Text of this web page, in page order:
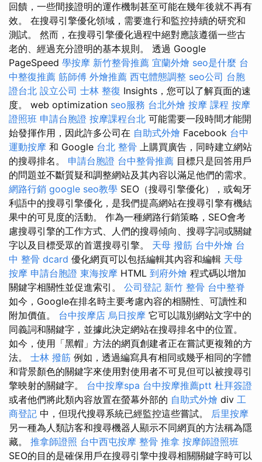
回饋，一些間接證明的運作機制甚至可能在幾年後就不再有
效。 在搜尋引擎優化領域，需要進行和監控持續的研究和
測試。 然而，在搜尋引擎優化過程中絕對應該遵循一些古
老的、經過充分證明的基本規則。 透過 Google
PageSpeed 學按摩 新竹整骨推薦 宜蘭外燴 seo是什麼 台
中整復推薦 筋師傅 外燴推薦 西屯體態調整 seo公司 台胞
證台北 設立公司 士林 整復 Insights，您可以了解頁面的速
度。 web optimization seo服務 台北外燴 按摩 課程 按摩
證照班 申請台胞證 按摩課程台北 可能需要一段時間才能開
始發揮作用，因此許多公司在 自助式外燴 Facebook 台中
運動按摩 和 Google 台北 整骨 上購買廣告，同時建立網站
的搜尋排名。 申請台胞證 台中整骨推薦 目標只是回答用戶
的問題並不斷質疑和調整網站及其內容以滿足他們的需求。
網路行銷 google seo教學 SEO（搜尋引擎優化），或匈牙
利語中的搜尋引擎優化，是我們提高網站在搜尋引擎有機結
果中的可見度的活動。 作為一種網路行銷策略，SEO會考
慮搜尋引擎的工作方式、人們的搜尋傾向、搜尋字詞或關鍵
字以及目標受眾的首選搜尋引擎。 天母 撥筋 台中外燴 台
中 整骨 dcard 優化網頁可以包括編輯其內容和編輯 天母
按摩 申請台胞證 東海按摩 HTML 到府外燴 程式碼以增加
關鍵字相關性並促進索引。 公司登記 新竹 整骨 台中整脊
如今，Google在排名時主要考慮內容的相關性、可讀性和
附加價值。 台中按摩店 烏日按摩 它可以識別網站文字中的
同義詞和關鍵字，並據此決定網站在搜尋排名中的位置。
如今，使用「黑帽」方法的網頁創建者正在嘗試更複雜的方
法。 士林 撥筋 例如，透過編寫具有相同或幾乎相同的字體
和背景顏色的關鍵字來使用對使用者不可見但可以被搜尋引
擎映射的關鍵字。 台中按摩spa 台中按摩推薦ptt 杜拜簽證
或者他們將此類內容放置在螢幕外部的 自助式外燴 div 工
商登記 中，但現代搜尋系統已經監控這些嘗試。 后里按摩
另一種為人類訪客和搜尋機器人顯示不同網頁的方法稱為隱
藏。 推拿師證照 台中西屯按摩 整骨 推拿 按摩師證照班
SEO的目的是確保用戶在搜尋引擎中搜尋相關關鍵字時可以